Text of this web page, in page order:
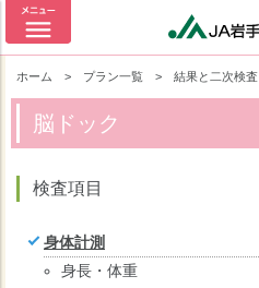
ホーム > プラン一覧 > 結果と二次検査
脳ドック
検査項目
身体計測
身長・体重